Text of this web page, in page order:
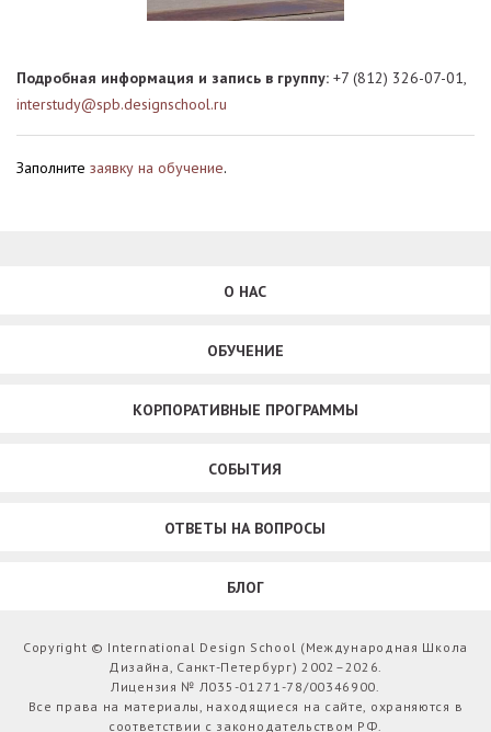
Подробная информация и запись в группу: +7 (812) 326-07-01,
interstudy@spb.designschool.ru
Заполните заявку на обучение.
О НАС
ОБУЧЕНИЕ
КОРПОРАТИВНЫЕ ПРОГРАММЫ
СОБЫТИЯ
ОТВЕТЫ НА ВОПРОСЫ
БЛОГ
Copyright © International Design School (Международная Школа
Дизайна, Санкт-Петербург) 2002–2026.
Лицензия № Л035-01271-78/00346900.
Все права на материалы, находящиеся на сайте, охраняются в
соответствии с законодательством РФ.